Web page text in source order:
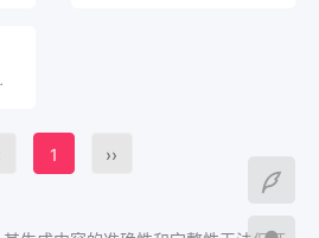
式的信息服务。。
1 ››